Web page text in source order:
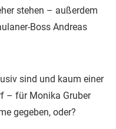
stehen – außerdem
Boss Andreas
sind und kaum einer
– für Monika Gruber
gegeben, oder?